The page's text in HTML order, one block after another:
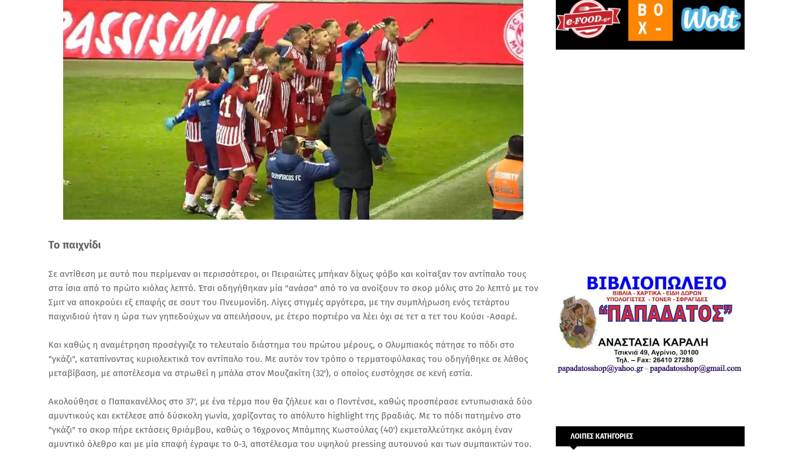
Το παιχνίδι
Σε αντίθεση με αυτό που περίμεναν οι περισσότεροι, οι Πειραιώτες μπήκαν δίχως φόβο και κοίταξαν τον αντίπαλο τους
στα ίσια από το πρώτο κιόλας λεπτό. Έτσι οδηγήθηκαν μία "ανάσα" από το να ανοίξουν το σκορ μόλις στο 2ο λεπτό με τον
Σμιτ να αποκρούει εξ επαφής σε σουτ του Πνευμονίδη. Λίγες στιγμές αργότερα, με την συμπλήρωση ενός τετάρτου
παιχνιδιού ήταν η ώρα των γηπεδούχων να απειλήσουν, με έτερο πορτιέρο να λέει όχι σε τετ α τετ του Κούσι -Ασαρέ.
Και καθώς η αναμέτρηση προσέγγιζε το τελευταίο διάστημα του πρώτου μέρους, ο Ολυμπιακός πάτησε το πόδι στο
"γκάζι", καταπίνοντας κυριολεκτικά τον αντίπαλο του. Με αυτόν τον τρόπο ο τερματοφύλακας του οδηγήθηκε σε λάθος
μεταβίβαση, με αποτέλεσμα να στρωθεί η μπάλα στον Μουζακίτη (32'), ο οποίος ευστόχησε σε κενή εστία.
Ακολούθησε ο Παπακανέλλος στο 37', με ένα τέρμα που θα ζήλευε και ο Ποντένσε, καθώς προσπέρασε εντυπωσιακά δύο
αμυντικούς και εκτέλεσε από δύσκολη γωνία, χαρίζοντας το απόλυτο highlight της βραδιάς. Με το πόδι πατημένο στο
"γκάζι" το σκορ πήρε εκτάσεις θριάμβου, καθώς ο 16χρονος Μπάμπης Κωστούλας (40') εκμεταλλεύτηκε ακόμη έναν
αμυντικό όλεθρο και με μία επαφή έγραψε το 0-3, αποτέλεσμα του υψηλού pressing αυτουνού και των συμπαικτών του.
ΛΟΙΠΕΣ ΚΑΤΗΓΟΡΙΕΣ